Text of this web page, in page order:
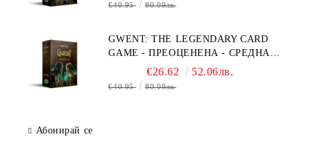
€40.95 80.09лв.
GWENT: THE LEGENDARY CARD
GAME - ПРЕОЦЕНЕНА - СРЕДНА
ПОВРЕДА НА КУТИЯТА
€26.62 52.06лв.
€40.95 80.09лв.
Абонирай се